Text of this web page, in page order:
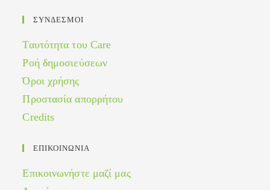
ΣΥΝΔΕΣΜΟΙ
Ταυτότητα του Care
Ροή δημοσιεύσεων
Όροι χρήσης
Προστασία απορρήτου
Credits
ΕΠΙΚΟΙΝΩΝΙΑ
Επικοινωνήστε μαζί μας